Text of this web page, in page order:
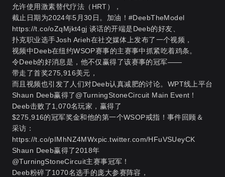
允许使用激素替代疗法（HRT），
截止日期为2024年5月30日。加油！#DeebTheModel
https://t.co/oZqMjkt4gj 谈话的开端是Deeb的好友、
扑克职业选手Josh Arieh在社交媒体上发布了一个视频，
视频中Deeb在纽约WSOP赛事的主赛事中抓紧吃着鸡条。
令Deeb的好消息是，他不仅赢得了该赛事的冠军——
带走了首奖275,916美元，
而且视频也引发了人们对Deeb认真减肥的讨论。 WPT线上平台
Shaun Deeb赢得了@TurningStoneCircuit Main Event！
Deeb击败了1,070名玩家，赢得了
$275,916的冠军奖金和他的第一个WSOP戒指！事件回顾＆
采访：
https://t.co/pIMhNZ4MWxpic.twitter.com/HFuVSUeyCK
Shaun Deeb赢得了2018年
@TurningStoneCircuit主赛事冠军！
Deeb粉碎了1070名选手的庞大参赛阵容，